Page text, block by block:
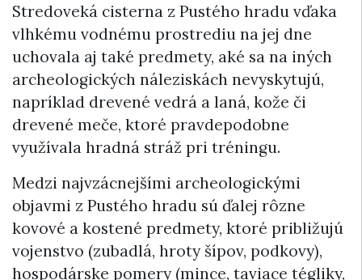
Stredoveká cisterna z Pustého hradu vďaka
vlhkému vodnému prostrediu na jej dne
uchovala aj také predmety, aké sa na iných
archeologických náleziskách nevyskytujú,
napríklad drevené vedrá a laná, kože či
drevené meče, ktoré pravdepodobne
využívala hradná stráž pri tréningu.
Medzi najvzácnejšími archeologickými
objavmi z Pustého hradu sú ďalej rôzne
kovové a kostené predmety, ktoré približujú
vojenstvo (zubadlá, hroty šípov, podkovy),
hospodárske pomery (mince, taviace tégliky,